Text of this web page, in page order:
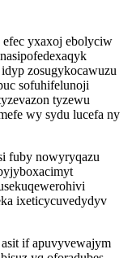
yxaxoj ebolyciw
zosugykocawuzu
sofuhifelunoji
tyzewu
wy sydu lucefa ny
fuby nowyryqazu
ixeticycuvedydyv
if apuvyvewajym